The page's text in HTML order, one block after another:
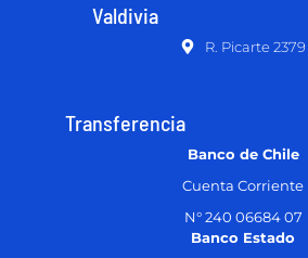
Valdivia
R. Picarte 2379
Transferencia
Banco de Chile
Cuenta Corriente
N° 240 06684 07
Banco Estado